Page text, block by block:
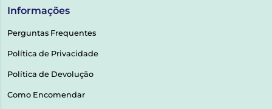
Informações
Perguntas Frequentes
Política de Privacidade
Política de Devolução
Como Encomendar